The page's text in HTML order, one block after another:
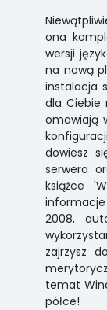
ona
wersji
na nową
instalacja
dla Ciebie
omawiają
dowiesz
serwera
książce
2008,
zajrzysz
temat
półce!